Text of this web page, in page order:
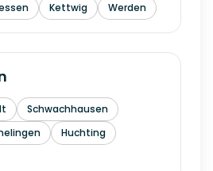
Kettwig Werden
Schwachhausen
Huchting